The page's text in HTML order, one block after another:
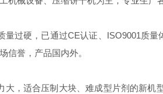
过硬，已通过CE认证、ISO9001质量
信誉，产品国内外。
，适合压制大块、难成型片剂的新机